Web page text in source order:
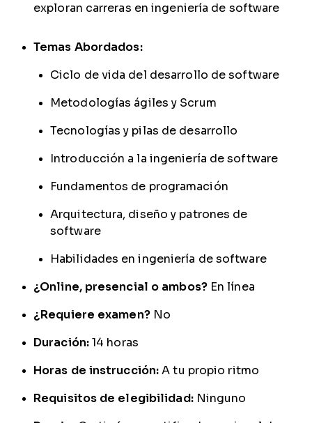
exploran carreras en ingeniería de software
Temas Abordados:
Ciclo de vida del desarrollo de software
Metodologías ágiles y Scrum
Tecnologías y pilas de desarrollo
Introducción a la ingeniería de software
Fundamentos de programación
Arquitectura, diseño y patrones de
software
Habilidades en ingeniería de software
¿Online, presencial o ambos?En línea
¿Requiere examen?No
Duración:14 horas
Horas de instrucción: A tu propio ritmo
Requisitos de elegibilidad:Ninguno